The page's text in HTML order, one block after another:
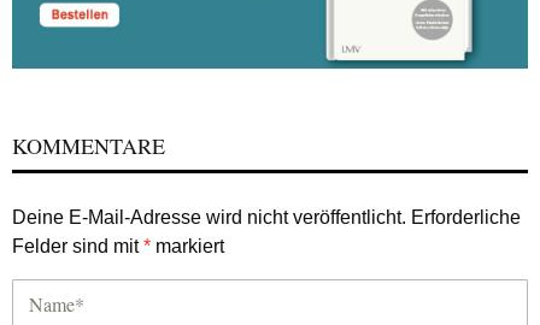
KOMMENTARE
Deine E-Mail-Adresse wird nicht veröffentlicht. Erforderliche
Felder sind mit* markiert